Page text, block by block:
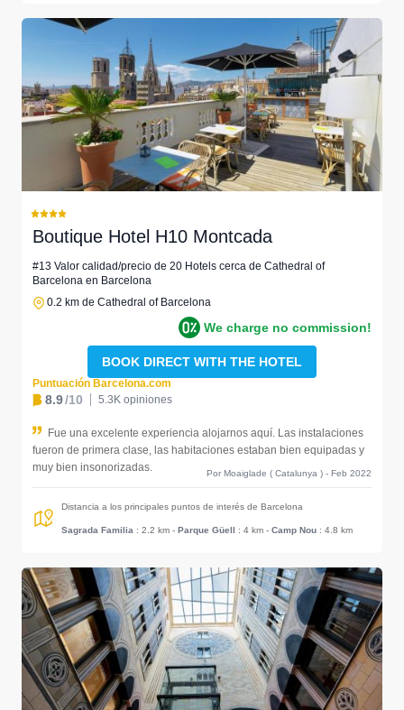
Boutique Hotel H10 Montcada
#13 Valor calidad/precio de 20 Hotels cerca de Cathedral of
Barcelona en Barcelona
0.2 km de Cathedral of Barcelona
We charge no commission!
BOOK DIRECT WITH THE HOTEL
Puntuación Barcelona.com
8.9/10 5.3K opiniones
Fue una excelente experiencia alojarnos aquí. Las instalaciones
fueron de primera clase, las habitaciones estaban bien equipadas y
muy bien insonorizadas.
Por Moaiglade ( Catalunya ) - Feb 2022
Distancia a los principales puntos de interés de Barcelona
Sagrada Familia : 2.2 km - Parque Güell : 4 km - Camp Nou : 4.8 km